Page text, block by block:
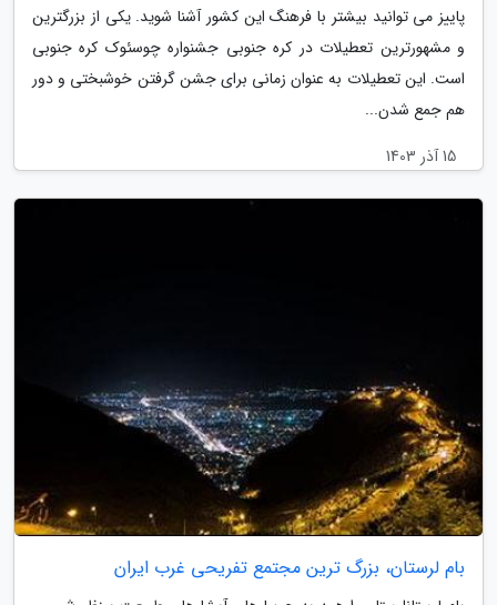
پاییز می توانید بیشتر با فرهنگ این کشور آشنا شوید. یکی از بزرگترین
و مشهورترین تعطیلات در کره جنوبی جشنواره چوسئوک کره جنوبی
است. این تعطیلات به عنوان زمانی برای جشن گرفتن خوشبختی و دور
هم جمع شدن...
15 آذر 1403
بام لرستان، بزرگ ترین مجتمع تفریحی غرب ایران